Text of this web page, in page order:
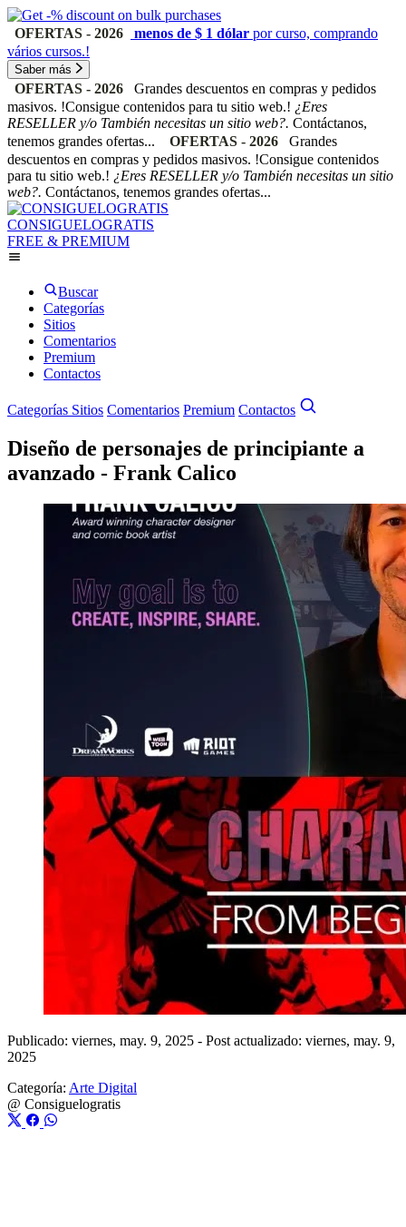
OFERTAS - 2026 menos de $ 1 dólar por curso, comprando
vários cursos.!
Saber más
OFERTAS - 2026
Grandes descuentos en compras y pedidos
masivos. !Consigue contenidos para tu sitio web.! ¿Eres
RESELLER y/o También necesitas un sitio web?. Contáctanos,
tenemos grandes ofertas...
OFERTAS - 2026
Grandes
descuentos en compras y pedidos masivos. !Consigue contenidos
para tu sitio web.! ¿Eres RESELLER y/o También necesitas un sitio
web?. Contáctanos, tenemos grandes ofertas...
CONSIGUELOGRATIS
FREE & PREMIUM
Buscar
Categorías
Sitios
Comentarios
Premium
Contactos
Categorías Sitios Comentarios Premium Contactos
Diseño de personajes de principiante a
avanzado - Frank Calico
Publicado: viernes, may. 9, 2025 - Post actualizado: viernes, may. 9,
2025
Categoría: Arte Digital
@ Consiguelogratis